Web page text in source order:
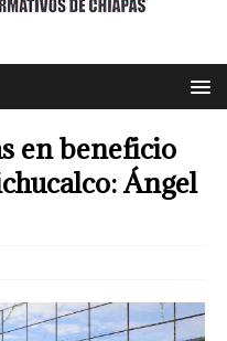
en beneficio
Ángel